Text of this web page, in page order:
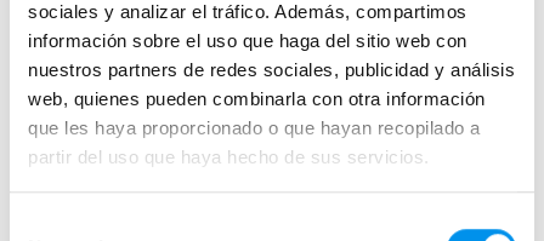
sociales y analizar el tráfico. Además, compartimos
información sobre el uso que haga del sitio web con
nuestros partners de redes sociales, publicidad y análisis
web, quienes pueden combinarla con otra información
que les haya proporcionado o que hayan recopilado a
partir del uso que haya hecho de sus servicios.
Mamparas de bañera
Frontales
Bañeras en esquina
Hojas o biombos de bañera